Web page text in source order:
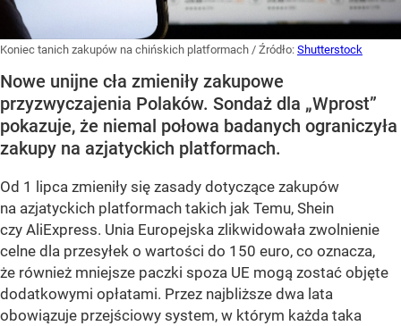
Koniec tanich zakupów na chińskich platformach / Źródło: Shutterstock
Nowe unijne cła zmieniły zakupowe
przyzwyczajenia Polaków. Sondaż dla „Wprost”
pokazuje, że niemal połowa badanych ograniczyła
zakupy na azjatyckich platformach.
Od 1 lipca zmieniły się zasady dotyczące zakupów
na azjatyckich platformach takich jak Temu, Shein
czy AliExpress. Unia Europejska zlikwidowała zwolnienie
celne dla przesyłek o wartości do 150 euro, co oznacza,
że również mniejsze paczki spoza UE mogą zostać objęte
dodatkowymi opłatami. Przez najbliższe dwa lata
obowiązuje przejściowy system, w którym każda taka